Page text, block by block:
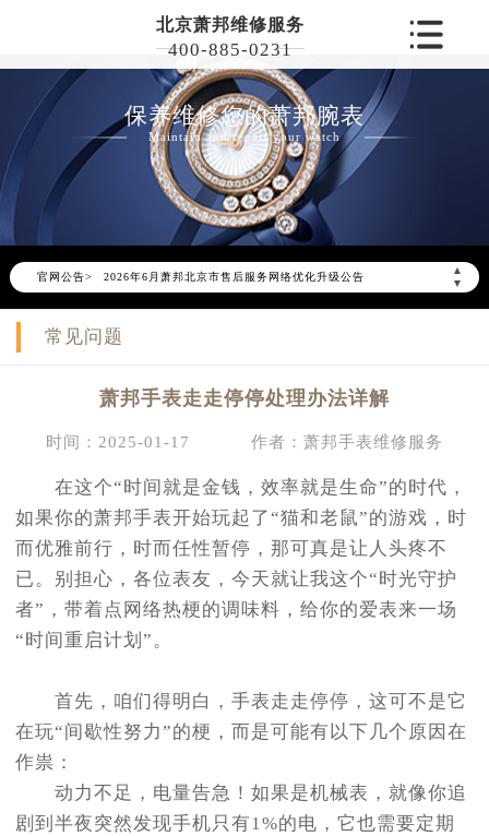
北京萧邦维修服务
400-885-0231
保养维修您的萧邦腕表
Maintain and repair your watch
官网公告>
▲
▼
2026年6月萧邦北京市售后服务网络优化升级公告
2026年6月北京市萧邦官方售后客户服务热线：400-885-0231
2026年6月萧邦售后服务中心最新网点地址：
节假日正常营业！
常见问题
萧邦手表走走停停处理办法详解
时间：2025-01-17 作者：萧邦手表维修服务
在这个“时间就是金钱，效率就是生命”的时代，
如果你的萧邦手表开始玩起了“猫和老鼠”的游戏，时
而优雅前行，时而任性暂停，那可真是让人头疼不
已。别担心，各位表友，今天就让我这个“时光守护
者”，带着点网络热梗的调味料，给你的爱表来一场
“时间重启计划”。
首先，咱们得明白，手表走走停停，这可不是它
在玩“间歇性努力”的梗，而是可能有以下几个原因在
作祟：
动力不足，电量告急！如果是机械表，就像你追
剧到半夜突然发现手机只有1%的电，它也需要定期